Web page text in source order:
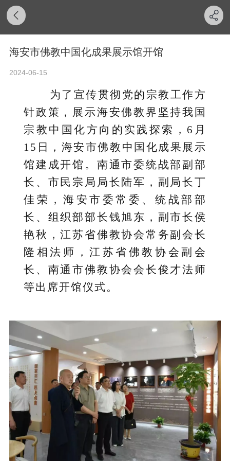
海安市佛教中国化成果展示馆开馆
2024-06-15
为了宣传贯彻党的宗教工作方
针政策，展示海安佛教界坚持我国
宗教中国化方向的实践探索，6月
15日，海安市佛教中国化成果展示
馆建成开馆。南通市委统战部副部
长、市民宗局局长陆军，副局长丁
佳荣，海安市委常委、统战部部
长、组织部部长钱旭东，副市长侯
艳秋，江苏省佛教协会常务副会长
隆相法师，江苏省佛教协会副会
长、南通市佛教协会会长俊才法师
等出席开馆仪式。